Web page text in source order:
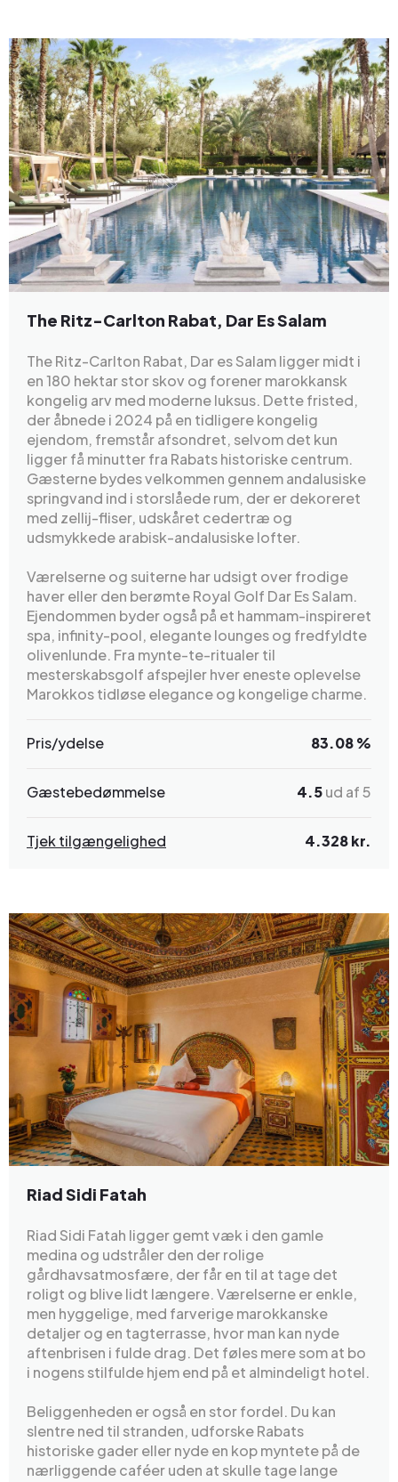
The Ritz-Carlton Rabat, Dar Es Salam
The Ritz-Carlton Rabat, Dar es Salam ligger midt i
en 180 hektar stor skov og forener marokkansk
kongelig arv med moderne luksus. Dette fristed,
der åbnede i 2024 på en tidligere kongelig
ejendom, fremstår afsondret, selvom det kun
ligger få minutter fra Rabats historiske centrum.
Gæsterne bydes velkommen gennem andalusiske
springvand ind i storslåede rum, der er dekoreret
med zellij-fliser, udskåret cedertræ og
udsmykkede arabisk-andalusiske lofter.
Værelserne og suiterne har udsigt over frodige
haver eller den berømte Royal Golf Dar Es Salam.
Ejendommen byder også på et hammam-inspireret
spa, infinity-pool, elegante lounges og fredfyldte
olivenlunde. Fra mynte-te-ritualer til
mesterskabsgolf afspejler hver eneste oplevelse
Marokkos tidløse elegance og kongelige charme.
Pris/ydelse 83.08 %
Gæstebedømmelse 4.5ud af 5
Tjek tilgængelighed 4.328 kr.
Riad Sidi Fatah
Riad Sidi Fatah ligger gemt væk i den gamle
medina og udstråler den der rolige
gårdhavsatmosfære, der får en til at tage det
roligt og blive lidt længere. Værelserne er enkle,
men hyggelige, med farverige marokkanske
detaljer og en tagterrasse, hvor man kan nyde
aftenbrisen i fulde drag. Det føles mere som at bo
i nogens stilfulde hjem end på et almindeligt hotel.
Beliggenheden er også en stor fordel. Du kan
slentre ned til stranden, udforske Rabats
historiske gader eller nyde en kop myntete på de
nærliggende caféer uden at skulle tage lange